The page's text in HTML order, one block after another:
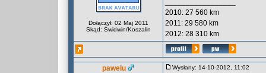
Dołączył: 02 Maj 2011
Skąd: Świdwin/Koszalin
2010: 27 560 km
2011: 29 580 km
2012: 28 310 km
pawelu Wysłany: 14-10-2012, 11:02